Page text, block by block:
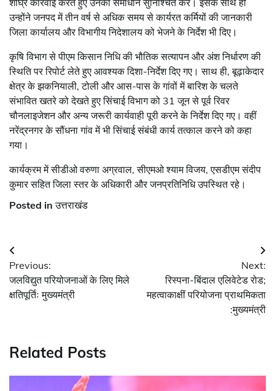
उन्होंने जनपद में तीन वर्ष से अधिक समय से कार्यरत कर्मियों की जानकारी
जिला कार्यालय और विभागीय निदेशालय को भेजने के निर्देश भी दिए।
कृषि विभाग से पीएम किसान निधि की भौतिक सत्यापन और अंश निर्धारण की
स्थिति पर रिपोर्ट लेते हुए आवश्यक दिशा-निर्देश दिए गए। साथ ही, बूढ़ाकेदार
क्षेत्र के झकनियाली, टोली और आस-पास के गांवों में बारिश के चलते
संभावित खतरे को देखते हुए सिंचाई विभाग को 31 जून से पूर्व रिवर
चौनलाइजेशन और अन्य जरूरी कार्यवाही पूरी करने के निर्देश दिए गए। वहीं
नरेंद्रनगर के सौंधना गांव में भी सिंचाई संबंधी कार्य तत्काल करने को कहा
गया।
कार्यक्रम में सीडीओ वरुणा अग्रवाल, सीएमओ श्याम विजय, एसडीएम संदीप
कुमार सहित जिला स्तर के अधिकारी और जनप्रतिनिधि उपस्थित रहे।
Posted inउत्तराखंड
Post
navigation
Previous:
जलविद्युत परियोजनाओं के लिए मिले
क्षतिपूर्तिः मुख्यमंत्री
Next:
रिस्पना-बिंदाल एलिवेटेड रोड;
महत्वाकाक्षीं परियोजना प्राथमिकता
:मुख्यमंत्री
Related Posts